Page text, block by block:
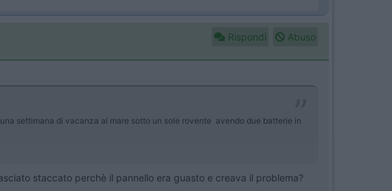
Rispondi Abuso
settimana di vacanza al mare sotto un sole rovente avendo due batterie in
staccato perchè il pannello era guasto e creava il problema?